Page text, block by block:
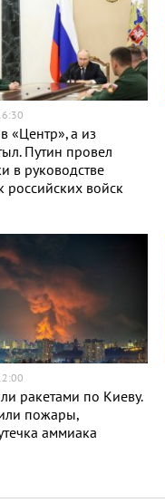
«Центр», а из
Путин провел
в руководстве
российских войск
ракетами по Киеву.
пожары,
аммиака